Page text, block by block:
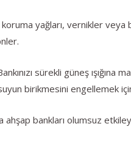
yağları, vernikler
sürekli güneş
birikmesini engellemek
ahşap bankları olumsuz